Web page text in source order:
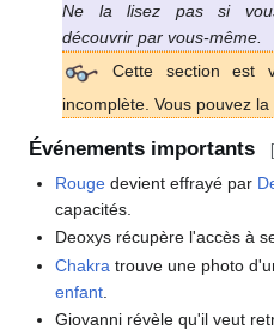
Ne la lisez pas si
découvrir par vous-même.
Cette section est
incomplète. Vous pouvez la
Événements importants [
Rouge devient effrayé par
capacités.
Deoxys récupère l'accès à
Chakra trouve une photo
enfant
Giovanni révèle qu'il veut